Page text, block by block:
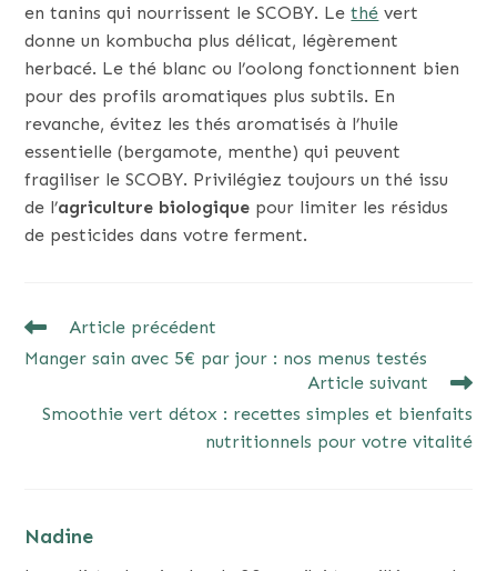
en tanins qui nourrissent le SCOBY. Lethé vert
donne un kombucha plus délicat, légèrement
herbacé. Le thé blanc ou l’oolong fonctionnent bien
pour des profils aromatiques plus subtils. En
revanche, évitez les thés aromatisés à l’huile
essentielle (bergamote, menthe) qui peuvent
fragiliser le SCOBY. Privilégiez toujours un thé issu
de l’agriculture biologique pour limiter les résidus
de pesticides dans votre ferment.
READ
ARTICLES
Article précédent
Manger sain avec 5€ par jour : nos menus testés
Article suivant
Smoothie vert détox : recettes simples et bienfaits
nutritionnels pour votre vitalité
Nadine